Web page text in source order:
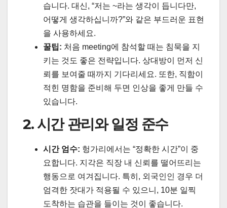
습니다. 대신, “저는 ~라는 생각이 듭니다만,
어떻게 생각하십니까?”와 같은 부드러운 표현
을 사용하세요.
꿀팁: 처음 meeting에 참석할 때는 침묵을 지
키는 것도 좋은 전략입니다. 상대방이 먼저 신
뢰를 보여줄 때까지 기다리세요. 또한, 직함이
적힌 명함을 준비해 두면 인상을 좋게 만들 수
있습니다.
2. 시간 관리와 일정 준수
시간 엄수: 헝가리에서는 “정확한 시간”이 중
요합니다. 지각은 직장 내 신뢰를 떨어뜨리는
행동으로 여겨집니다. 특히, 외국인인 경우 더
엄격한 잣대가 적용될 수 있으니, 10분 일찍
도착하는 습관을 들이는 것이 좋습니다.